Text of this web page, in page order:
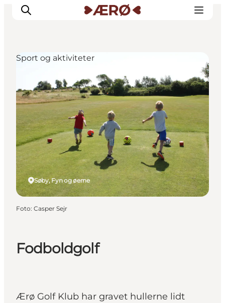
Overnatning
Spisesteder
Oplevelser
Events
Planlæg ferien
Fodboldgolf
Ærø Golf Klub har gravet hullerne lidt
Søby, Fyn og øerne
Sport og aktiviteter
Foto: Casper Sejr